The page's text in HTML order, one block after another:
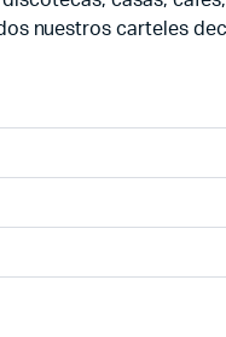
nuestros carteles